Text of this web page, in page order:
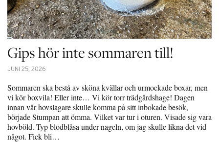
Gips hör inte sommaren till!
JUNI 25, 2026
Sommaren ska bestå av sköna kvällar och urmockade boxar, men
vi kör boxvila! Eller inte… Vi kör torr trädgårdshage! Dagen
innan vår hovslagare skulle komma på sitt inbokade besök,
började Stumpan att ömma. Vilket var tur i oturen. Visade sig vara
hovböld. Typ blodblåsa under nageln, om jag skulle likna det vid
något. Fick bli…